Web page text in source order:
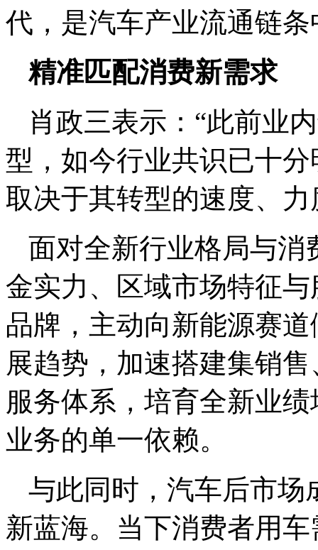
代，是汽车产业流通链
精准匹配消费新需求
肖政三表示：“此前业
型，如今行业共识已十
取决于其转型的速度、力
面对全新行业格局与消
金实力、区域市场特征
品牌，主动向新能源赛
展趋势，加速搭建集销
服务体系，培育全新业
业务的单一依赖。
与此同时，汽车后市场
新蓝海。当下消费者用